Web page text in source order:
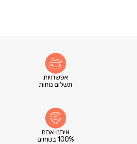
אפשרויות
תשלום נוחות
איתנו אתם
100% בטוחים